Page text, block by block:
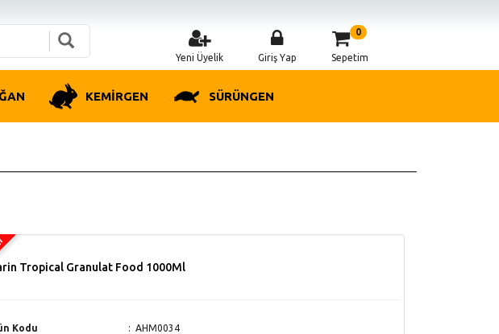
Yeni Üyelik Giriş Yap
0
Sepetim
KEMİRGEN SÜRÜNGEN
Tropical Granulat Food 1000Ml
Kodu AHM0034